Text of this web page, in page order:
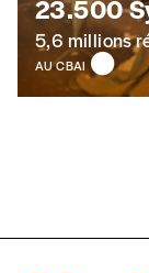
Quantité
23.500
5,6 millions
AU CBAI